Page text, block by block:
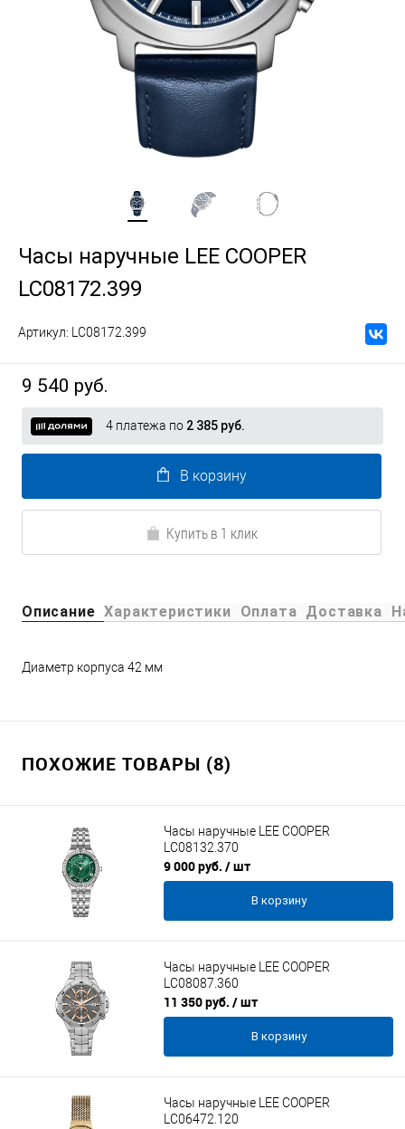
Часы наручные LEE COOPER
LC08172.399
Артикул: LC08172.399
9 540 руб.
4 платежа по 2 385 руб.
В корзину
Купить в 1 клик
Описание Характеристики Оплата Доставка
Диаметр корпуса 42 мм
ПОХОЖИЕ ТОВАРЫ (8)
Часы наручные LEE COOPER
LC08132.370
9 000 руб. / шт
В корзину
Часы наручные LEE COOPER
LC08087.360
11 350 руб. / шт
В корзину
Часы наручные LEE COOPER
LC06472.120